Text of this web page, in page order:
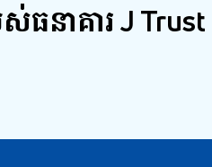
ធនាគារ J